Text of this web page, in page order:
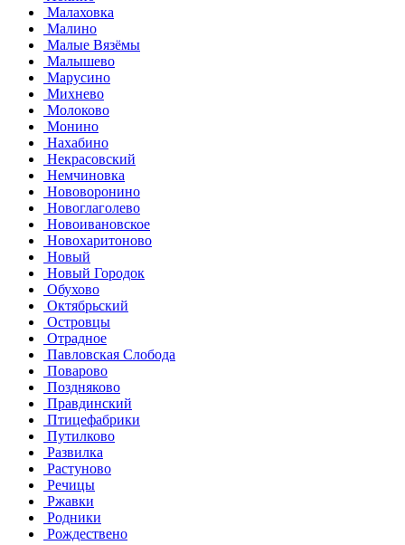
Малаховка
Малино
Малые Вязёмы
Малышево
Марусино
Михнево
Молоково
Монино
Нахабино
Некрасовский
Немчиновка
Нововоронино
Новоглаголево
Новоивановское
Новохаритоново
Новый
Новый Городок
Обухово
Октябрьский
Островцы
Отрадное
Павловская Слобода
Поварово
Поздняково
Правдинский
Птицефабрики
Путилково
Развилка
Растуново
Речицы
Ржавки
Родники
Рождествено